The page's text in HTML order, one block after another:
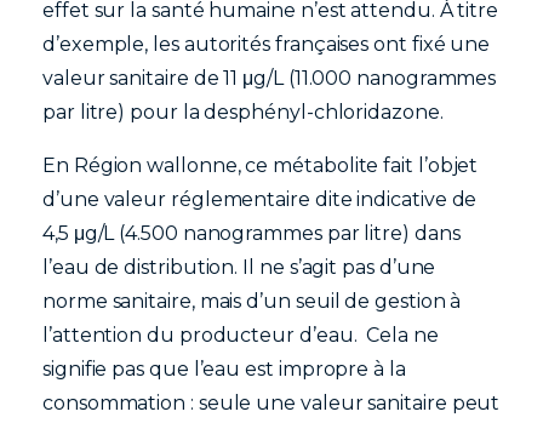
effet sur la santé humaine n’est attendu. À titre
d’exemple, les autorités françaises ont fixé une
valeur sanitaire de 11 μg/L (11.000 nanogrammes
par litre) pour la desphényl-chloridazone.
En Région wallonne, ce métabolite fait l’objet
d’une valeur réglementaire dite indicative de
4,5 μg/L (4.500 nanogrammes par litre) dans
l’eau de distribution. Il ne s’agit pas d’une
norme sanitaire, mais d’un seuil de gestion à
l’attention du producteur d’eau. Cela ne
signifie pas que l’eau est impropre à la
consommation : seule une valeur sanitaire peut